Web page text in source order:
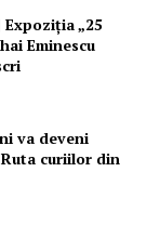
„25
Eminescu
va deveni
curiilor din